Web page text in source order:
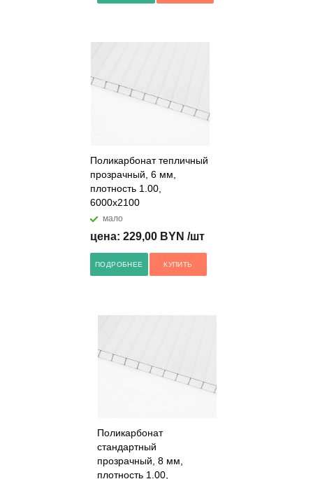
Поликарбонат тепличный
прозрачный, 6 мм,
плотность 1.00,
6000x2100
мало
цена: 229,00 BYN /шт
ПОДРОБНЕЕ КУПИТЬ
Поликарбонат
стандартный
прозрачный, 8 мм,
плотность 1.00,